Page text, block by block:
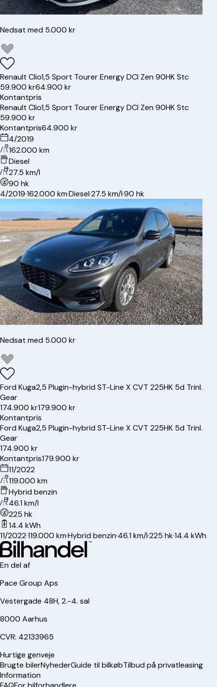
Nedsat med 5.000 kr
Renault Clio1,5 Sport Tourer Energy DCI Zen 90HK Stc
59.900 kr64.900 kr
Kontantpris
Renault Clio1,5 Sport Tourer Energy DCI Zen 90HK Stc
59.900 kr
Kontantpris64.900 kr
4/2019
162.000 km
Diesel
27.5 km/l
90 hk
4/2019·162.000 km·Diesel·27.5 km/l·90 hk
Nedsat med 5.000 kr
FordKuga2,5 Plugin-hybrid ST-Line X CVT 225HK 5d Trinl.
Gear
174.900 kr179.900 kr
Kontantpris
FordKuga2,5 Plugin-hybrid ST-Line X CVT 225HK 5d Trinl.
Gear
174.900 kr
Kontantpris179.900 kr
11/2022
119.000 km
Hybrid benzin
46.1 km/l
225 hk
14.4 kWh
11/2022·119.000 km·Hybrid benzin·46.1 km/l·225 hk·14.4 kWh
En del af
Pace Group Aps
Vestergade 48H, 2.-4. sal
8000 Aarhus
CVR: 42133965
Hurtige genveje
Brugte bilerNyhederGuide til bilkøbTilbud på privatleasing
Information